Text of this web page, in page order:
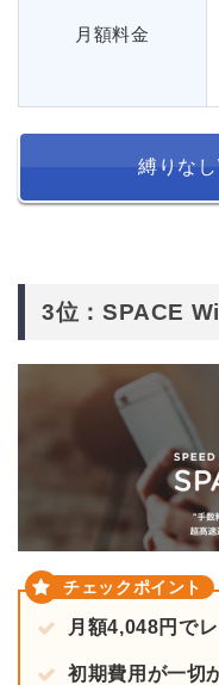
月額料金
縛りな
3位：SPACE
月額4,048円で
初期費用が一切